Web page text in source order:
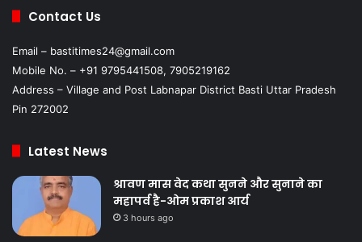
Contact Us
Email – bastitimes24@gmail.com
Mobile No. – +91 9795441508, 7905219162
Address – Village and Post Labnapar District Basti Uttar Pradesh
Pin 272002
Latest News
श्रावण मास वेद कथा सुनने और सुनाने का
महापर्व है-ओम प्रकाश आर्य
3 hours ago